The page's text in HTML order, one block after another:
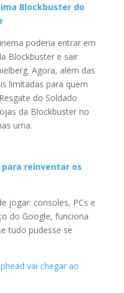
Blockbuster do
poderia entrar em
Blockbuster e sair
Agora, além das
limitadas para quem
do Soldado
da Blockbuster no
uma.
para reinventar os
jogar: consoles, PCs e
do Google, funciona
tudo pudesse se
vai chegar ao